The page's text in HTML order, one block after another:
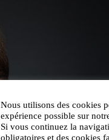
Nous utilisons des cookies
expérience possible sur
Si vous continuez la
obligatoires et des cookies